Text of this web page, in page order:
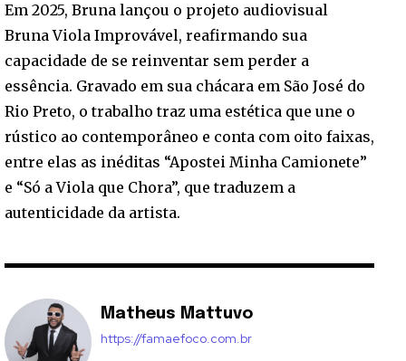
Em 2025, Bruna lançou o projeto audiovisual
Bruna Viola Improvável, reafirmando sua
capacidade de se reinventar sem perder a
essência. Gravado em sua chácara em São José do
Rio Preto, o trabalho traz uma estética que une o
rústico ao contemporâneo e conta com oito faixas,
entre elas as inéditas “Apostei Minha Camionete”
e “Só a Viola que Chora”, que traduzem a
autenticidade da artista.
Matheus Mattuvo
https://famaefoco.com.br